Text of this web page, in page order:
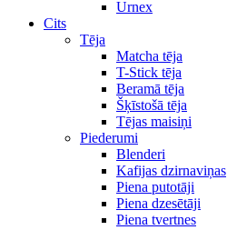
Urnex
Cits
Tēja
Matcha tēja
T-Stick tēja
Beramā tēja
Šķīstošā tēja
Tējas maisiņi
Piederumi
Blenderi
Kafijas dzirnaviņas
Piena putotāji
Piena dzesētāji
Piena tvertnes